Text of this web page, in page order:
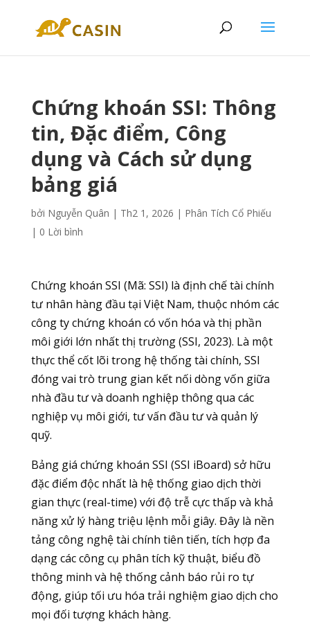
Chứng khoán SSI: Thông
tin, Đặc điểm, Công
dụng và Cách sử dụng
bảng giá
bởi Nguyễn Quân | Th2 1, 2026 | Phân Tích Cổ Phiếu
| 0 Lời bình
Chứng khoán SSI (Mã: SSI) là định chế tài chính
tư nhân hàng đầu tại Việt Nam, thuộc nhóm các
công ty chứng khoán có vốn hóa và thị phần
môi giới lớn nhất thị trường (SSI, 2023). Là một
thực thể cốt lõi trong hệ thống tài chính, SSI
đóng vai trò trung gian kết nối dòng vốn giữa
nhà đầu tư và doanh nghiệp thông qua các
nghiệp vụ môi giới, tư vấn đầu tư và quản lý
quỹ.
Bảng giá chứng khoán SSI (SSI iBoard) sở hữu
đặc điểm độc nhất là hệ thống giao dịch thời
gian thực (real-time) với độ trễ cực thấp và khả
năng xử lý hàng triệu lệnh mỗi giây. Đây là nền
tảng công nghệ tài chính tiên tiến, tích hợp đa
dạng các công cụ phân tích kỹ thuật, biểu đồ
thông minh và hệ thống cảnh báo rủi ro tự
động, giúp tối ưu hóa trải nghiệm giao dịch cho
mọi đối tượng khách hàng.